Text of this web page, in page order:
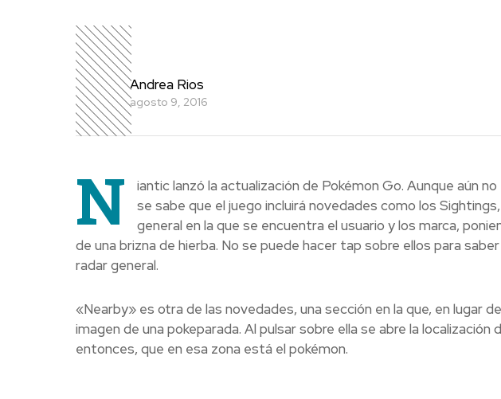
Andrea Rios
agosto 9, 2016
N
iantic lanzó la actualización de Pokémon Go. Aunque aún
se sabe que el juego incluirá novedades como los
general en la que se encuentra el usuario y los marca,
de una brizna de hierba. No se puede hacer tap sobre ellos para
radar general.
«Nearby» es otra de las novedades, una sección en la que, en lugar
imagen de una pokeparada. Al pulsar sobre ella se abre la localización
entonces, que en esa zona está el pokémon.